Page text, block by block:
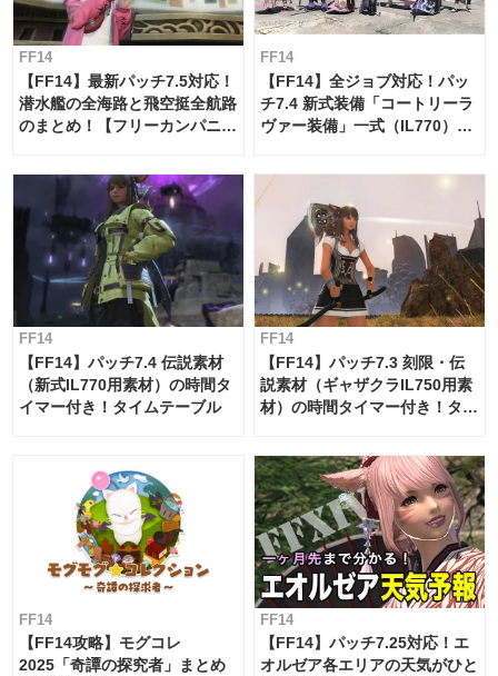
FF14
【FF14】最新パッチ7.5対応！
潜水艦の全海路と飛空挺全航路
のまとめ！【フリーカンパニ
FF14
【FF14】全ジョブ対応！パッ
チ7.4 新式装備「コートリーラ
ヴァー装備」一式（IL770）の
FF14
【FF14】パッチ7.4 伝説素材
（新式IL770用素材）の時間タ
イマー付き！タイムテーブル
FF14
【FF14】パッチ7.3 刻限・伝
説素材（ギャザクラIL750用素
材）の時間タイマー付き！タイ
FF14
【FF14攻略】モグコレ
2025「奇譚の探究者」まとめ
FF14
【FF14】パッチ7.25対応！エ
オルゼア各エリアの天気がひと